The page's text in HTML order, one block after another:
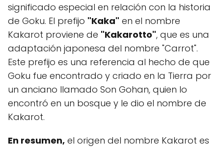
significado especial en relación con la historia
de Goku. El prefijo "Kaka" en el nombre
Kakarot proviene de "Kakarotto", que es una
adaptación japonesa del nombre "Carrot".
Este prefijo es una referencia al hecho de que
Goku fue encontrado y criado en la Tierra por
un anciano llamado Son Gohan, quien lo
encontró en un bosque y le dio el nombre de
Kakarot.
En resumen, el origen del nombre Kakarot es